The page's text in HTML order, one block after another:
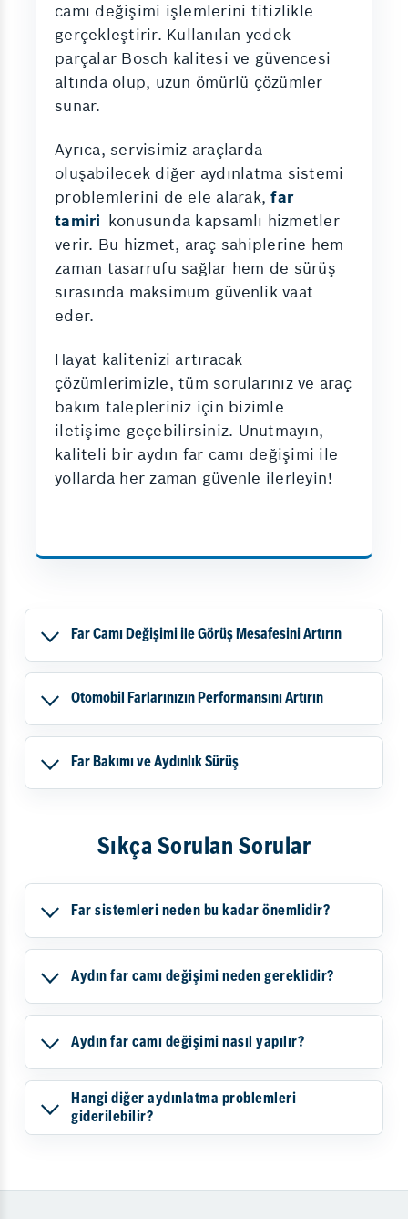
camı değişimi işlemlerini titizlikle
gerçekleştirir. Kullanılan yedek
parçalar Bosch kalitesi ve güvencesi
altında olup, uzun ömürlü çözümler
sunar.
Ayrıca, servisimiz araçlarda
oluşabilecek diğer aydınlatma sistemi
problemlerini de ele alarak,far
tamiri konusunda kapsamlı hizmetler
verir. Bu hizmet, araç sahiplerine hem
zaman tasarrufu sağlar hem de sürüş
sırasında maksimum güvenlik vaat
eder.
Hayat kalitenizi artıracak
çözümlerimizle, tüm sorularınız ve araç
bakım talepleriniz için bizimle
iletişime geçebilirsiniz. Unutmayın,
kaliteli bir aydın far camı değişimi ile
yollarda her zaman güvenle ilerleyin!
Far Camı Değişimi ile Görüş Mesafesini Artırın
Otomobil Farlarınızın Performansını Artırın
Far Bakımı ve Aydınlık Sürüş
Sıkça Sorulan Sorular
Far sistemleri neden bu kadar önemlidir?
Aydın far camı değişimi neden gereklidir?
Aydın far camı değişimi nasıl yapılır?
Hangi diğer aydınlatma problemleri
giderilebilir?